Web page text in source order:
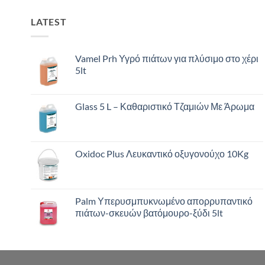
LATEST
Vamel Prh Υγρό πιάτων για πλύσιμο στο χέρι
5lt
Glass 5 L – Καθαριστικό Τζαμιών Με Άρωμα
Oxidoc Plus Λευκαντικό οξυγονούχο 10Kg
Palm Υπερυσμπυκνωμένο απορρυπαντικό
πιάτων-σκευών βατόμουρο-ξύδι 5lt